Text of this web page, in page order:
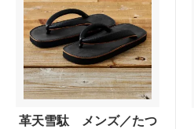
革天雪駄 メンズ／たつ